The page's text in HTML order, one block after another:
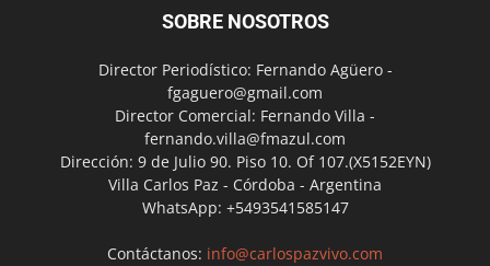
SOBRE NOSOTROS
Director Periodístico: Fernando Agüero -
fgaguero@gmail.com
Director Comercial: Fernando Villa -
fernando.villa@fmazul.com
Dirección: 9 de Julio 90. Piso 10. Of 107.(X5152EYN)
Villa Carlos Paz - Córdoba - Argentina
WhatsApp: +5493541585147
Contáctanos: info@carlospazvivo.com